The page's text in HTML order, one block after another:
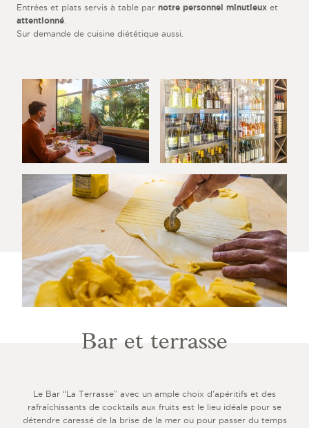
Entrées et plats servis à table par notre personnel minutieux et
attentionné
Sur demande de cuisine diététique aussi.
Bar et terrasse
Le Bar “La Terrasse” avec un ample choix d’apéritifs et des
rafraîchissants de cocktails aux fruits est le lieu idéale pour se
détendre caressé de la brise de la mer ou pour passer du temps